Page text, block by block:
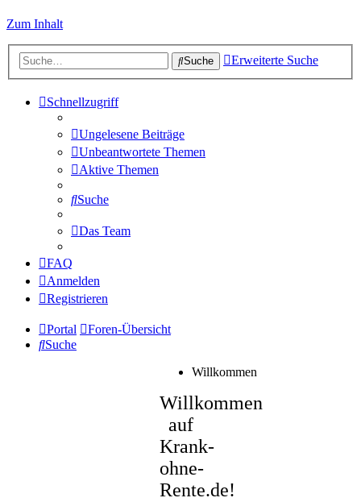
Zum Inhalt
Suche Erweiterte Suche
Schnellzugriff
Ungelesene Beiträge
Unbeantwortete Themen
Aktive Themen
Suche
Das Team
FAQ
Anmelden
Registrieren
Portal
Foren-Übersicht
Suche
Willkommen
Willkommen
auf
Krank-
ohne-
Rente.de!